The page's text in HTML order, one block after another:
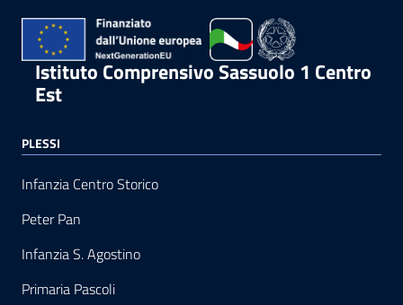
Istituto Comprensivo Sassuolo 1 Centro
Est
PLESSI
Infanzia Centro Storico
Peter Pan
Infanzia S. Agostino
Primaria Pascoli